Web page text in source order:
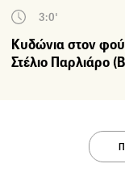
3:0'
Κυδώνια στον
Στέλιο Παρλιάρο